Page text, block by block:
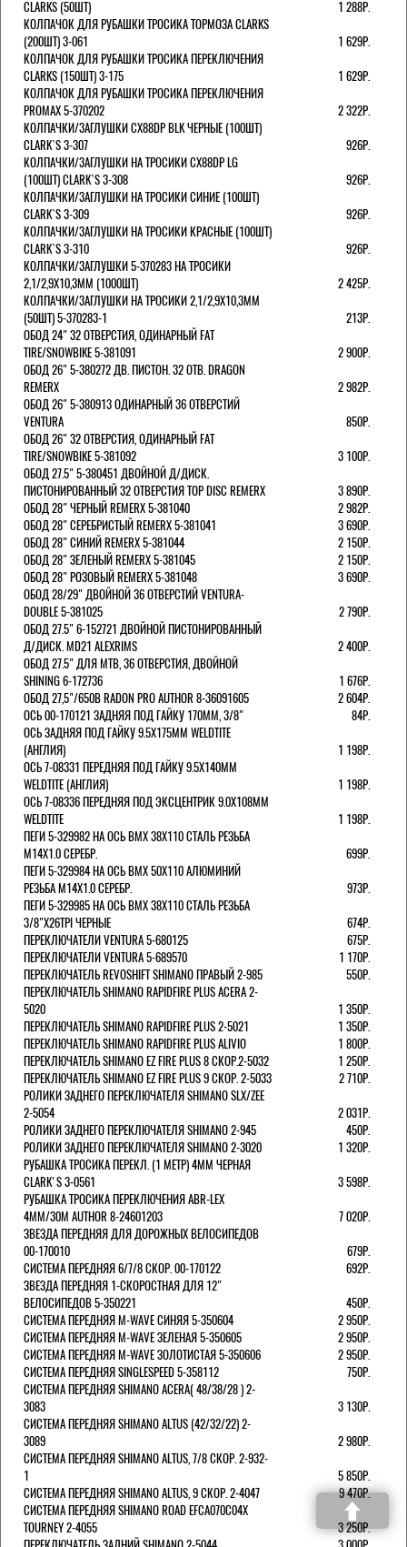
CLARKS (50ШТ)
1 288Р.
КОЛПАЧОК ДЛЯ РУБАШКИ ТРОСИКА ТОРМОЗА CLARKS
(200ШТ) 3-061
1 629Р.
КОЛПАЧОК ДЛЯ РУБАШКИ ТРОСИКА ПЕРЕКЛЮЧЕНИЯ
CLARKS (150ШТ) 3-175
1 629Р.
КОЛПАЧОК ДЛЯ РУБАШКИ ТРОСИКА ПЕРЕКЛЮЧЕНИЯ
PROMAX 5-370202
2 322Р.
КОЛПАЧКИ/3АГЛУШКИ CX88DP BLK ЧЕРНЫЕ (100ШТ)
CLARK`S 3-307
926Р.
КОЛПАЧКИ/3АГЛУШКИ НА ТРОСИКИ CX88DP LG
(100ШТ) CLARK`S 3-308
926Р.
КОЛПАЧКИ/3АГЛУШКИ НА ТРОСИКИ СИНИЕ (100ШТ)
CLARK`S 3-309
926Р.
КОЛПАЧКИ/3АГЛУШКИ НА ТРОСИКИ КРАСНЫЕ (100ШТ)
CLARK`S 3-310
926Р.
КОЛПАЧКИ/3АГЛУШКИ 5-370283 НА ТРОСИКИ
2,1/2,9Х10,3ММ (1000ШТ)
2 425Р.
КОЛПАЧКИ/3АГЛУШКИ НА ТРОСИКИ 2,1/2,9Х10,3ММ
(50ШТ) 5-370283-1
213Р.
ОБОД 24" 32 ОТВЕРСТИЯ, ОДИНАРНЫЙ FAT
TIRE/SNOWBIKE 5-381091
2 900Р.
ОБОД 26" 5-380272 ДВ. ПИСТОН. 32 ОТВ. DRAGON
REMERX
2 982Р.
ОБОД 26" 5-380913 ОДИНАРНЫЙ 36 ОТВЕРСТИЙ
VENTURA
850Р.
ОБОД 26" 32 ОТВЕРСТИЯ, ОДИНАРНЫЙ FAT
TIRE/SNOWBIKE 5-381092
3 100Р.
ОБОД 27.5" 5-380451 ДВОЙНОЙ Д/ДИСК.
ПИСТОНИРОВАННЫЙ 32 ОТВЕРСТИЯ TOP DISC REMERX
3 890Р.
ОБОД 28" ЧЕРНЫЙ REMERX 5-381040
2 982Р.
ОБОД 28" СЕРЕБРИСТЫЙ REMERX 5-381041
3 690Р.
ОБОД 28" СИНИЙ REMERX 5-381044
2 150Р.
ОБОД 28" ЗЕЛЕНЫЙ REMERX 5-381045
2 150Р.
ОБОД 28" РОЗОВЫЙ REMERX 5-381048
3 690Р.
ОБОД 28/29" ДВОЙНОЙ 36 ОТВЕРСТИЙ VENTURA-
DOUBLE 5-381025
2 790Р.
ОБОД 27.5" 6-152721 ДВОЙНОЙ ПИСТОНИРОВАННЫЙ
Д/ДИСК. MD21 ALEXRIMS
2 400Р.
ОБОД 27.5" ДЛЯ MTB, 36 ОТВЕРСТИЯ, ДВОЙНОЙ
SHINING 6-172736
1 676Р.
ОБОД 27,5"/650B RADON PRO AUTHOR 8-36091605
2 604Р.
ОСЬ 00-170121 ЗАДНЯЯ ПОД ГАЙКУ 170MM, 3/8"
84Р.
ОСЬ ЗАДНЯЯ ПОД ГАЙКУ 9.5Х175ММ WELDTITE
(АНГЛИЯ)
1 198Р.
ОСЬ 7-08331 ПЕРЕДНЯЯ ПОД ГАЙКУ 9.5Х140ММ
WELDTITE (АНГЛИЯ)
1 198Р.
ОСЬ 7-08336 ПЕРЕДНЯЯ ПОД ЭКСЦЕНТРИК 9.0Х108ММ
WELDTITE
1 198Р.
ПЕГИ 5-329982 НА ОСЬ BMX 38Х110 СТАЛЬ РЕЗЬБА
М14Х1.0 СЕРЕБР.
699Р.
ПЕГИ 5-329984 НА ОСЬ BMX 50Х110 АЛЮМИНИЙ
РЕЗЬБА М14Х1.0 СЕРЕБР.
973Р.
ПЕГИ 5-329985 НА ОСЬ BMX 38Х110 СТАЛЬ РЕЗЬБА
3/8"Х26TPI ЧЕРНЫЕ
674Р.
ПЕРЕКЛЮЧАТЕЛИ VENTURA 5-680125
675Р.
ПЕРЕКЛЮЧАТЕЛИ VENTURA 5-689570
1 170Р.
ПЕРЕКЛЮЧАТЕЛЬ REVOSHIFT SHIMANO ПРАВЫЙ 2-985
550Р.
ПЕРЕКЛЮЧАТЕЛЬ SHIMANO RAPIDFIRE PLUS ACERA 2-
5020
1 350Р.
ПЕРЕКЛЮЧАТЕЛЬ SHIMANO RAPIDFIRE PLUS 2-5021
1 350Р.
ПЕРЕКЛЮЧАТЕЛЬ SHIMANO RAPIDFIRE PLUS ALIVIO
1 800Р.
ПЕРЕКЛЮЧАТЕЛЬ SHIMANO EZ FIRE PLUS 8 СКОР.2-5032
1 250Р.
ПЕРЕКЛЮЧАТЕЛЬ SHIMANO EZ FIRE PLUS 9 СКОР. 2-5033
2 710Р.
РОЛИКИ ЗАДНЕГО ПЕРЕКЛЮЧАТЕЛЯ SHIMANO SLX/ZEE
2-5054
2 031Р.
РОЛИКИ ЗАДНЕГО ПЕРЕКЛЮЧАТЕЛЯ SHIMANO 2-945
450Р.
РОЛИКИ ЗАДНЕГО ПЕРЕКЛЮЧАТЕЛЯ SHIMANO 2-3020
1 320Р.
РУБАШКА ТРОСИКА ПЕРЕКЛ. (1 МЕТР) 4ММ ЧЕРНАЯ
СLARK'S 3-0561
3 598Р.
РУБАШКА ТРОСИКА ПЕРЕКЛЮЧЕНИЯ ABR-LEX
4MM/30M AUTHOR 8-24601203
7 020Р.
ЗВЕЗДА ПЕРЕДНЯЯ ДЛЯ ДОРОЖНЫХ ВЕЛОСИПЕДОВ
00-170010
679Р.
СИСТЕМА ПЕРЕДНЯЯ 6/7/8 СКОР. 00-170122
692Р.
ЗВЕЗДА ПЕРЕДНЯЯ 1-СКОРОСТНАЯ ДЛЯ 12"
ВЕЛОСИПЕДОВ 5-350221
450Р.
СИСТЕМА ПЕРЕДНЯЯ M-WAVE СИНЯЯ 5-350604
2 950Р.
СИСТЕМА ПЕРЕДНЯЯ M-WAVE ЗЕЛЕНАЯ 5-350605
2 950Р.
СИСТЕМА ПЕРЕДНЯЯ M-WAVE ЗОЛОТИСТАЯ 5-350606
2 950Р.
СИСТЕМА ПЕРЕДНЯЯ SINGLESPEED 5-358112
750Р.
СИСТЕМА ПЕРЕДНЯЯ SHIMANO ACERA( 48/38/28 ) 2-
3083
3 130Р.
СИСТЕМА ПЕРЕДНЯЯ SHIMANO ALTUS (42/32/22) 2-
3089
2 980Р.
СИСТЕМА ПЕРЕДНЯЯ SHIMANO ALTUS, 7/8 СКОР. 2-932-
1
5 850Р.
СИСТЕМА ПЕРЕДНЯЯ SHIMANO ALTUS, 9 СКОР. 2-4047
9 470Р.
СИСТЕМА ПЕРЕДНЯЯ SHIMANO ROAD EFCA070C04X
TOURNEY 2-4055
3 250Р.